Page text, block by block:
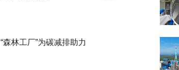
“森林工厂”为碳减排助力